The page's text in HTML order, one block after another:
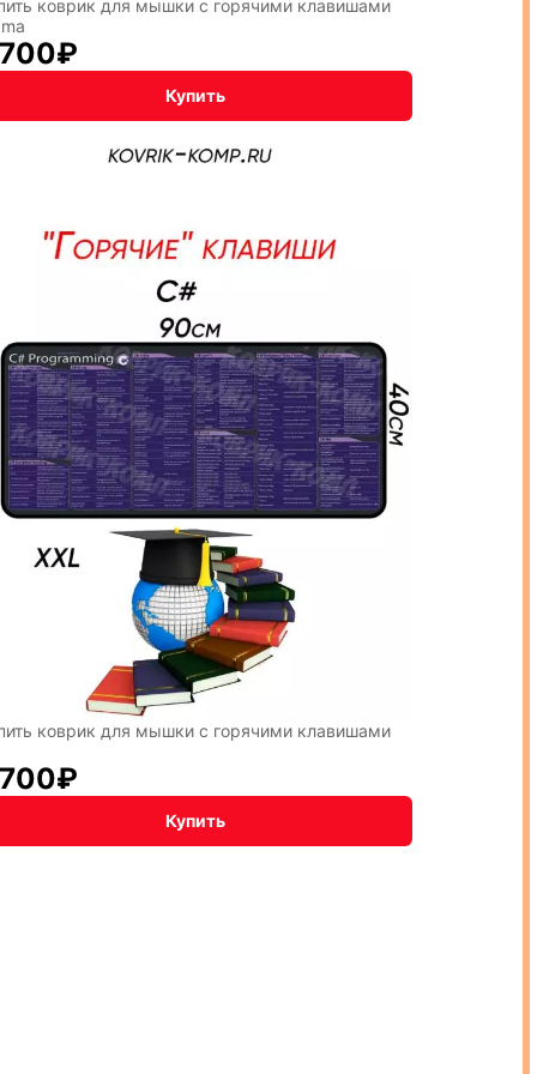
коврик для мышки с горячими клавишами
₽
Купить
коврик для мышки с горячими клавишами
₽
Купить